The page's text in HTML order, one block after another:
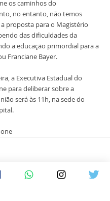
os caminhos do
no entanto, não temos
proposta para o Magistério
das dificuldades da
a educação primordial para a
Franciane Bayer.
a Executiva Estadual do
para deliberar sobre a
será às 11h, na sede do